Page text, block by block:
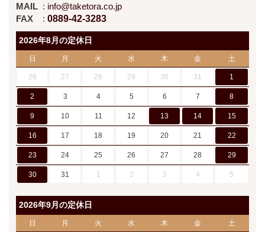
MAIL
info@taketora.co.jp
FAX
0889-42-3283
2026年8月の定休日
日 月 火 水 木 金 土
26 27 28 29 30 31 1
2 3 4 5 6 7 8
9 10 11 12 13 14 15
16 17 18 19 20 21 22
23 24 25 26 27 28 29
30 31 1 2 3 4 5
2026年9月の定休日
日 月 火 水 木 金 土